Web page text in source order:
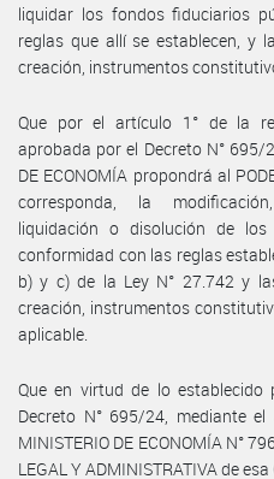
liquidar los fondos fiduciarios
reglas que allí se establecen, y
creación, instrumentos
Que por el artículo 1° de la
aprobada por el Decreto N° 695/
DE ECONOMÍA propondrá al
corresponda, la
liquidación o disolución de
conformidad con las reglas
b) y c) de la Ley N° 27.742 y
creación, instrumentos
aplicable.
Que en virtud de lo
Decreto N° 695/24, mediante
MINISTERIO DE ECONOMÍA N°
LEGAL Y ADMINISTRATIVA de